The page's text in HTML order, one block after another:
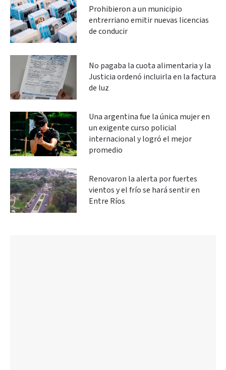
Prohibieron a un municipio
entrerriano emitir nuevas licencias
de conducir
No pagaba la cuota alimentaria y la
Justicia ordenó incluirla en la factura
de luz
Una argentina fue la única mujer en
un exigente curso policial
internacional y logró el mejor
promedio
Renovaron la alerta por fuertes
vientos y el frío se hará sentir en
Entre Ríos